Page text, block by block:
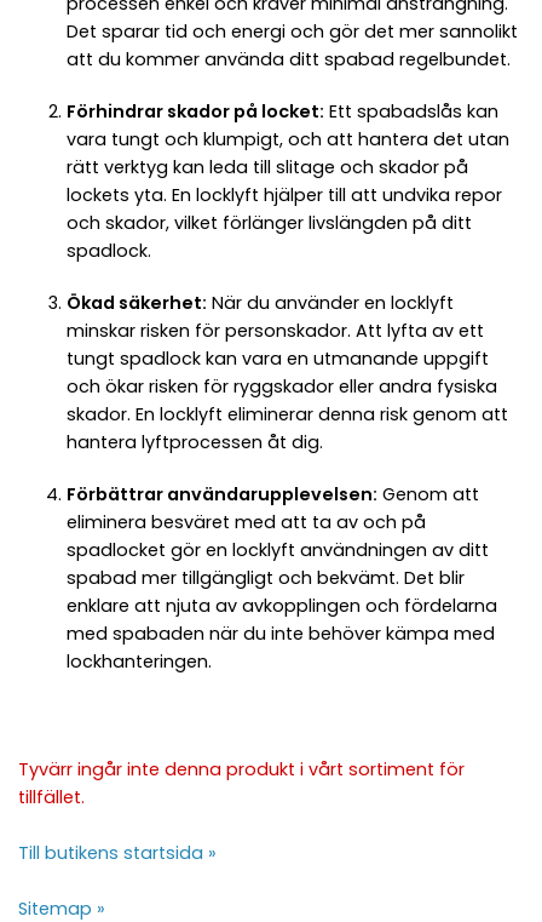
Det sparar tid och energi och gör det mer sannolikt
att du kommer använda ditt spabad regelbundet.
Förhindrar skador på locket: Ett spabadslås kan
vara tungt och klumpigt, och att hantera det utan
rätt verktyg kan leda till slitage och skador på
lockets yta. En locklyft hjälper till att undvika repor
och skador, vilket förlänger livslängden på ditt
spadlock.
Ökad säkerhet: När du använder en locklyft
minskar risken för personskador. Att lyfta av ett
tungt spadlock kan vara en utmanande uppgift
och ökar risken för ryggskador eller andra fysiska
skador. En locklyft eliminerar denna risk genom att
hantera lyftprocessen åt dig.
Förbättrar användarupplevelsen: Genom att
eliminera besväret med att ta av och på
spadlocket gör en locklyft användningen av ditt
spabad mer tillgängligt och bekvämt. Det blir
enklare att njuta av avkopplingen och fördelarna
med spabaden när du inte behöver kämpa med
lockhanteringen.
Tyvärr ingår inte denna produkt i vårt sortiment för
tillfället.
Till butikens startsida »
Sitemap »